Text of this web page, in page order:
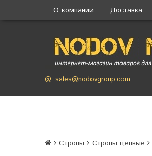
О компании Доставка
@ sales@nodovgroup.com
Стропы Стропы цепные